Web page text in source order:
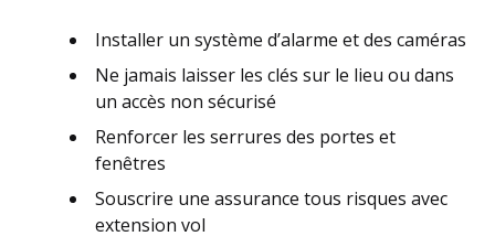
Installer un système d’alarme et des caméras
Ne jamais laisser les clés sur le lieu ou dans
un accès non sécurisé
Renforcer les serrures des portes et
fenêtres
Souscrire une assurance tous risques avec
extension vol